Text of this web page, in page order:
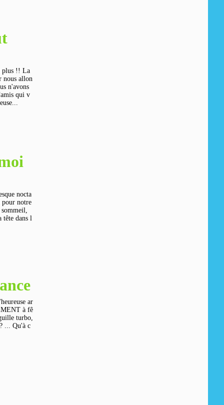
plus !! La
nous allon
n'avons
qui v
nocta
notre
tête dans l
ar
à fê
turbo,
... Qu'à c